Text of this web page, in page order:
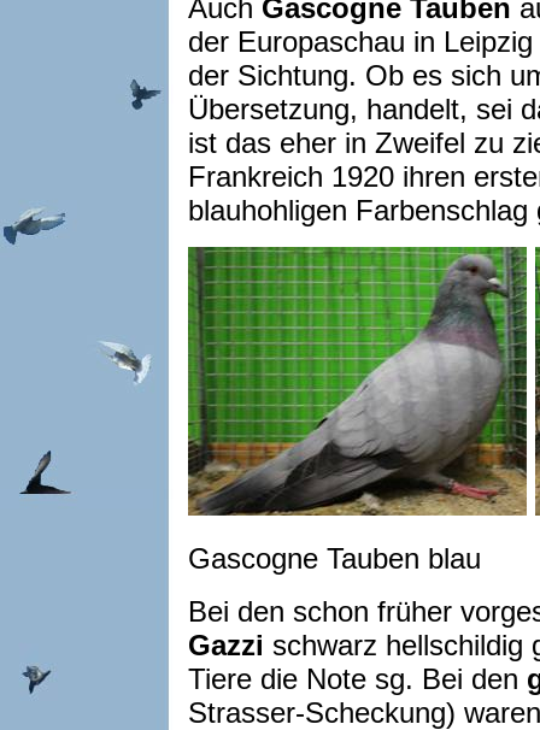
Auch Gascogne Tauben
der Europaschau in
der Sichtung. Ob es sich
Übersetzung, handelt, sei
ist das eher in Zweifel zu
Frankreich 1920 ihren
blauhohligen Farbenschlag
Gascogne Tauben blau
Bei den schon früher
Gazzi schwarz hellschildig
Tiere die Note sg. Bei den
Strasser-Scheckung)